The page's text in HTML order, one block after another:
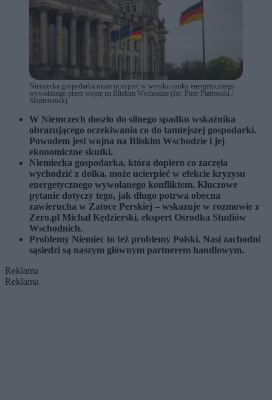
Niemiecka gospodarka może ucierpieć w wyniku szoku energetycznego
wywołanego przez wojnę na Bliskim Wschodzie (fot. Piotr Piatrouski /
Shutterstock)
W Niemczech doszło do silnego spadku wskaźnika
obrazującego oczekiwania co do tamtejszej gospodarki.
Powodem jest wojna na Bliskim Wschodzie i jej
ekonomiczne skutki.
Niemiecka gospodarka, która dopiero co zaczęła
wychodzić z dołka, może ucierpieć w efekcie kryzysu
energetycznego wywołanego konfliktem. Kluczowe
pytanie dotyczy tego, jak długo potrwa obecna
zawierucha w Zatoce Perskiej – wskazuje w rozmowie z
Zero.pl Michał Kędzierski, ekspert Ośrodka Studiów
Wschodnich.
Problemy Niemiec to też problemy Polski. Nasi zachodni
sąsiedzi są naszym głównym partnerem handlowym.
Reklama
Reklama